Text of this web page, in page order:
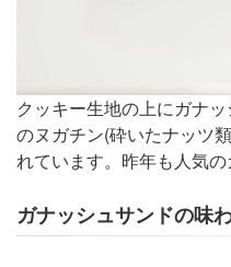
クッキー生地の上にガナ
のヌガチン(砕いたナッツ
れています。昨年も人気の
ガナッシュサンドの味